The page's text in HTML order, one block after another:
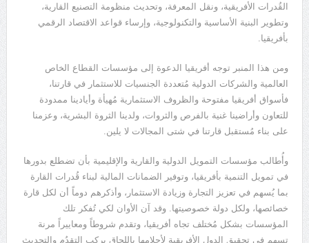
القُدرات الأفريقية، ونقل المعرفة، وتحديث منظومة التصنيع القارية،
وتطوير البنية الأساسية والتكنولوجية، وإرساء قواعد الاقتصاد الرقمي
بأفريقيا.
ومن هذا المنبر توجه أفريقيا الدعوة إلى مؤسسات القطاع الخاص
العالمية والشركات الدولية مُتعددة الجنسيات للاستثمار في قارتنا،
فأسواق أفريقيا مفتوحة والظروف الاستثمارية مُهيأة وأيادينا ممدودة
للتعاون وأراضينا غنية بالفرص والثروات، ولدينا الثروة البشرية، وعزمنا
على بناء مُستقبل قارتنا في شتى المجالات لا يلين.
وأُطالب مؤسسات التمويل الدولية والقارية والإقليمية بأن تضطلع بدورها
في تمويل التنمية بأفريقيا، وتوفير الضمانات المالية لبناء قُدرات القارة
بما يُسهم في تعزيز التجارة وزيادة الاستثمار، وأذكرهم دوماً أن لكل قارة
خصائصها، ولكل دولة خصوصيتها. وقد آن الأوان لكي تُفكر تلك
المؤسسات بشكل مُختلف تجاه أفريقيا، وتقدم شروطاً ومعاييراً مرنة
تسهم في تحقيق الدول الأفريقية لأحلامها باللحاق بركب التقدُم والتحديث